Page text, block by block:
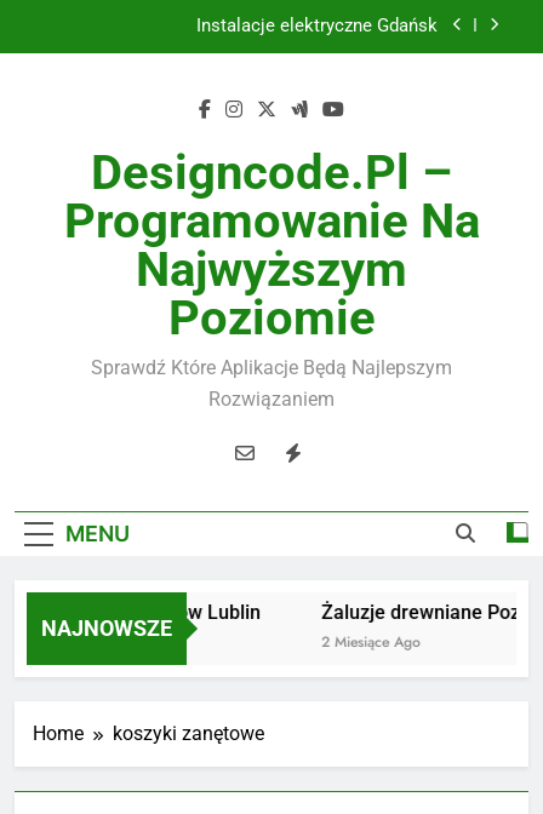
Instalacje elektryczne Gdańsk
Żaluzje drewniane Poznań
Instalacje elektryczne Gdańsk
Wysokiej jakości spławik elektryczny
Designcode.pl –
Programowanie Na
Najwyższym
Poziomie
Sprawdź Które Aplikacje Będą Najlepszym
Rozwiązaniem
MENU
NAJNOWSZE
Utylizacja odpadów Lublin
2 Miesiące Ago
Żaluzje drewniane Poznań
2 Miesiące Ago
Home koszyki zanętowe